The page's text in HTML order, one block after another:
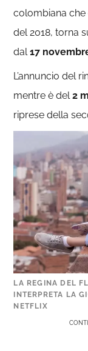
colombiana
del 2018, torna
dal17
L’annuncio del
mentre è del2
riprese della
LA REGINA DEL
INTERPRETA LA
NETFLIX